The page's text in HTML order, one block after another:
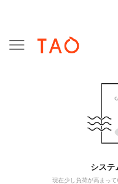
システ
現在少し負荷が高まっ